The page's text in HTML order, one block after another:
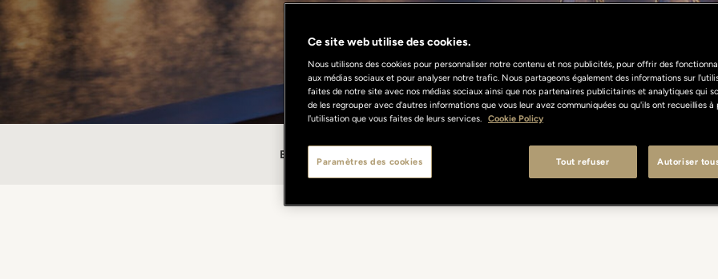
BORGO SAN JACOPO
Ce site web utilise des cookies.
Nous utilisons des cookies pour personnaliser notre contenu et nos publicités, pour offrir des
aux médias sociaux et pour analyser notre trafic. Nous partageons également des informations sur
faites de notre site avec nos médias sociaux ainsi que nos partenaires publicitaires et analytiques qui
de les regrouper avec d'autres informations que vous leur avez communiquées ou qu'ils ont recueillies
l'utilisation que vous faites de leurs services. Cookie Policy
Tout refuser Autoriser
Paramètres des cookies